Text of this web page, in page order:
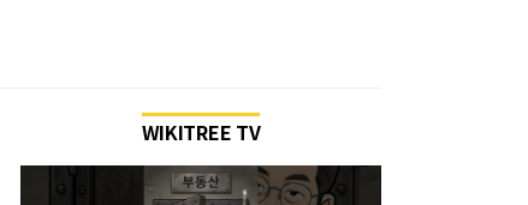
WIKITREE TV